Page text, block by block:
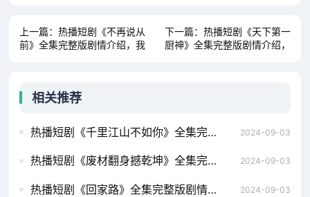
上一篇： 热播短剧《不再说从
前》全集完整版剧情介绍，我
下一篇：热播短剧《天下第一
厨神》全集完整版剧情介绍，
相关推荐
热播短剧《千里江山不如你》全集完整版剧情介绍，傲视天官，短剧的魅力与深度满目星回又思卿（99集） 2024-09-03
热播短剧《废材翻身撼乾坤》全集完整版剧情介绍，短剧楚门，87集的精彩世界假如给我3天光明（80集） 2024-09-03
热播短剧《回家路》全集完整版剧情介绍，逆世重修，穿越时空的短剧之旅龙国战神之至尊天下（102集） 2024-09-03